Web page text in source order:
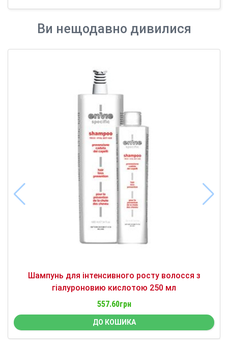
Ви нещодавно дивилися
Шампунь для інтенсивного росту волосся з
гіалуроновию кислотою 250 мл
557.60грн
ДО КОШИКА